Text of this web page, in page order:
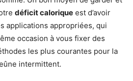
déficit calorique est d’avoir
applications appropriées, qui
occasion à vous fixer des
les plus courantes pour la
intermittent.